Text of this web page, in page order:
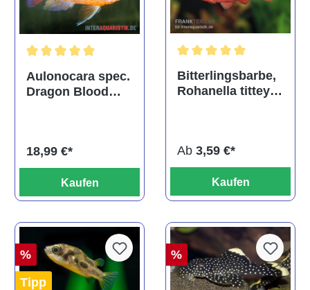
Durchschnittliche Bewertung von 5 von 5 Sternen
Aulonocara spec.
Dragon Blood
18,99 €*
Kaufen
Bitterlingsbarbe,
Rohanella titteya,
Ab 3,59 €*
Kaufen
%
Tipp
%